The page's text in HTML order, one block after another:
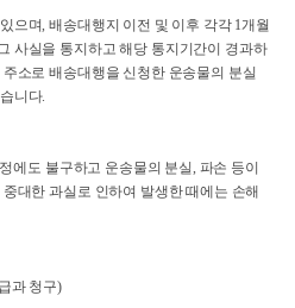
으며, 배송대행지 이전 및 이후 각각 1개월
사실을 통지하고 해당 통지기간이 경과하
소로 배송대행을 신청한 운송물의 분실
니다.
에도 불구하고 운송물의 분실, 파손 등이
대한 과실로 인하여 발생한 때에는 손해
과 청구)